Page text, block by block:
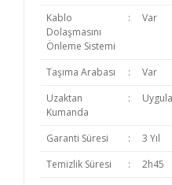
Kablo
Dolaşmasını
Önleme Sistemi
: Var
Taşıma Arabası :
Var
Uzaktan
Kumanda
:
Garanti Süresi :
3 Yıl
Temizlik Süresi
:
2h45